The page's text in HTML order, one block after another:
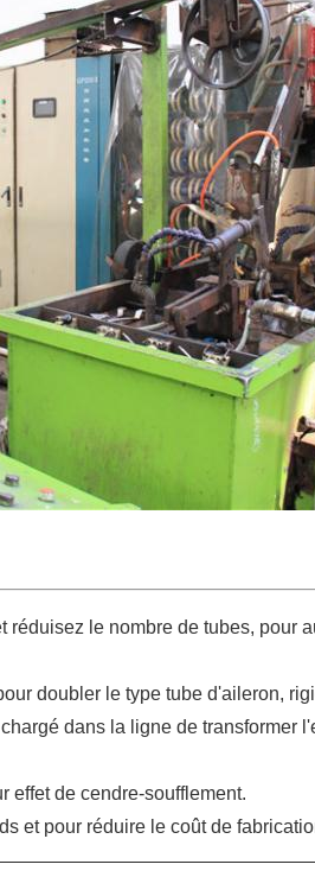
réduisez le nombre de tubes,
doubler le type tube d'aileron,
dans la ligne de
effet de cendre-soufflement.
et pour réduire le coût de